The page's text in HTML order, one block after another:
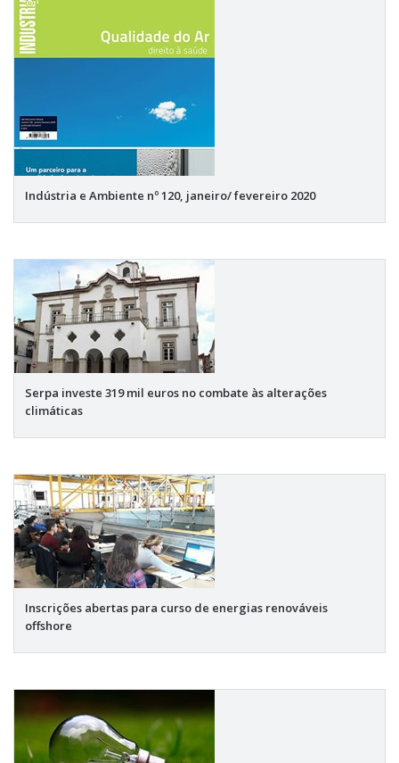
Indústria e Ambiente nº 120, janeiro/ fevereiro 2020
Serpa investe 319 mil euros no combate às alterações
climáticas
Inscrições abertas para curso de energias renováveis
offshore